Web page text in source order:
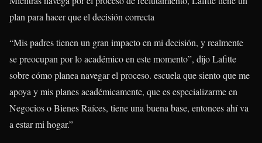
plan para hacer que el decisión correcta
“Mis padres tienen un gran impacto en mi decisión, y realmente
se preocupan por lo académico en este momento”, dijo Lafitte
sobre cómo planea navegar el proceso. escuela que siento que me
apoya y mis planes académicamente, que es especializarme en
Negocios o Bienes Raíces, tiene una buena base, entonces ahí va
a estar mi hogar.”